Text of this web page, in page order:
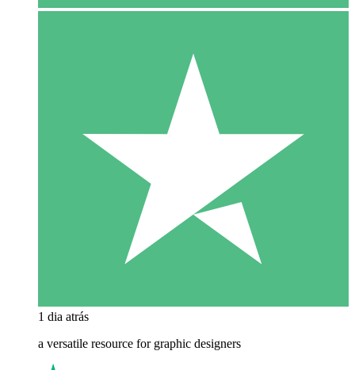
1 dia atrás
a versatile resource for graphic designers